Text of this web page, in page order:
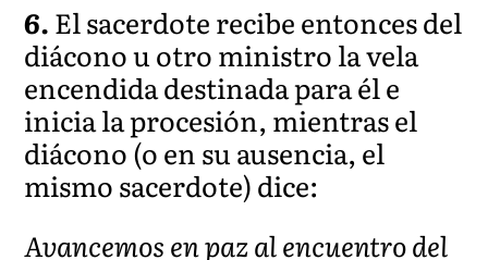
6.El sacerdote recibe entonces del
diácono u otro ministro la vela
encendida destinada para él e
inicia la procesión, mientras el
diácono (o en su ausencia, el
mismo sacerdote) dice:
Avancemos en paz al encuentro del